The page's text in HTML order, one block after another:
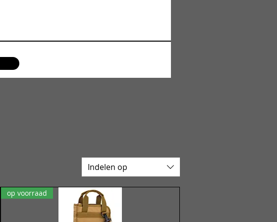
Indelen op
op voorraad